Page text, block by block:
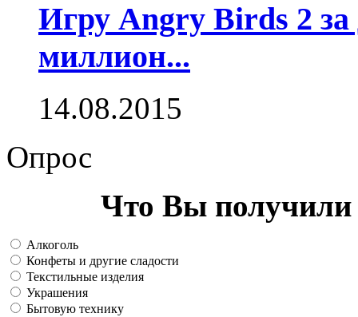
Игру Angry Birds 2 за
миллион...
14.08.2015
Опрос
Что Вы получили
Алкоголь
Конфеты и другие сладости
Текстильные изделия
Украшения
Бытовую технику